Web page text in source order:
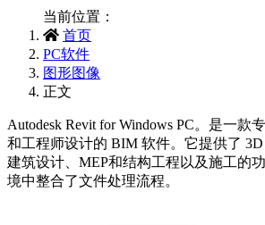
当前位置：
首页
PC软件
图形图像
正文
Autodesk Revit for Windows PC。是一款
和工程师设计的 BIM 软件。它提供了
建筑设计、MEP和结构工程以及施工的
境中整合了文件处理流程。